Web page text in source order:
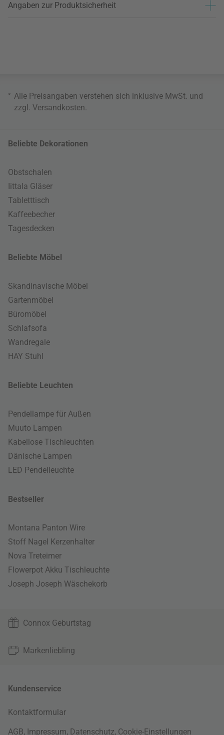
Angaben zur Produktsicherheit
* Alle Preisangaben verstehen sich inklusive MwSt. und
zzgl. Versandkosten
Beliebte Dekorationen
Obstschalen
Iittala Gläser
Tabletttisch
Kaffeebecher
Tagesdecken
Beliebte Möbel
Skandinavische Möbel
Gartenmöbel
Büromöbel
Schlafsofa
Wandregale
HAY Stuhl
Beliebte Leuchten
Pendellampe für Außen
Muuto Lampen
Kabellose Tischleuchten
Dänische Lampen
LED Pendelleuchte
Bestseller
Montana Panton Wire
Stoff Nagel Kerzenhalter
Nova Treteimer
Flowerpot Akku Tischleuchte
Joseph Joseph Wäschekorb
Connox Geburtstag
Markenliebling
Kundenservice
Kontaktformular
AGB, Impressum, Datenschutz, Cookie-Einstellungen